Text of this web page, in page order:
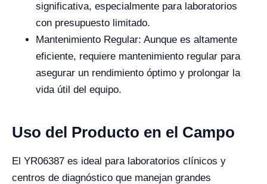
significativa, especialmente para laboratorios
con presupuesto limitado.
Mantenimiento Regular: Aunque es altamente
eficiente, requiere mantenimiento regular para
asegurar un rendimiento óptimo y prolongar la
vida útil del equipo.
Uso del Producto en el Campo
El YR06387 es ideal para laboratorios clínicos y
centros de diagnóstico que manejan grandes